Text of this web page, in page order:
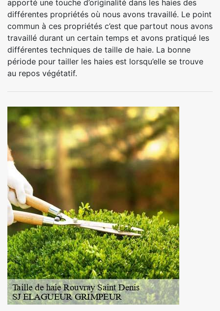
apporté une touche d’originalité dans les haies des
différentes propriétés où nous avons travaillé. Le point
commun à ces propriétés c’est que partout nous avons
travaillé durant un certain temps et avons pratiqué les
différentes techniques de taille de haie. La bonne
période pour tailler les haies est lorsqu’elle se trouve
au repos végétatif.